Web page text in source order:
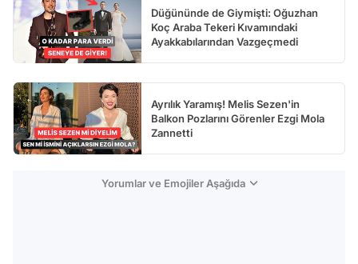
Düğününde de Giymişti: Oğuzhan
Koç Araba Tekeri Kıvamındaki
Ayakkabılarından Vazgeçmedi
Ayrılık Yaramış! Melis Sezen'in
Balkon Pozlarını Görenler Ezgi Mola
Zannetti
Yorumlar ve Emojiler Aşağıda